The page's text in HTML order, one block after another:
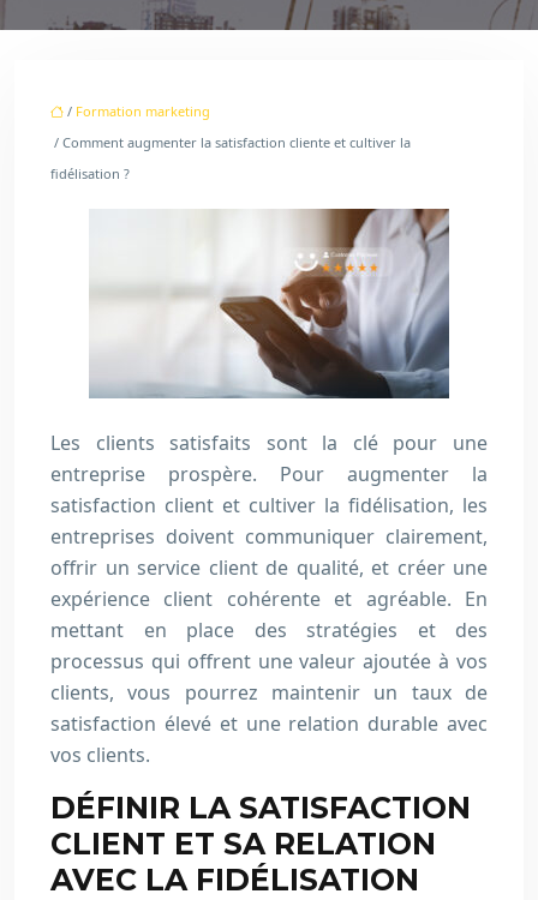
/ Formation marketing
/ Comment augmenter la satisfaction cliente et cultiver la
fidélisation ?
Les clients satisfaits sont la clé pour une
entreprise prospère. Pour augmenter la
satisfaction client et cultiver la fidélisation, les
entreprises doivent communiquer clairement,
offrir un service client de qualité, et créer une
expérience client cohérente et agréable. En
mettant en place des stratégies et des
processus qui offrent une valeur ajoutée à vos
clients, vous pourrez maintenir un taux de
satisfaction élevé et une relation durable avec
vos clients.
DÉFINIR LA SATISFACTION
CLIENT ET SA RELATION
AVEC LA FIDÉLISATION